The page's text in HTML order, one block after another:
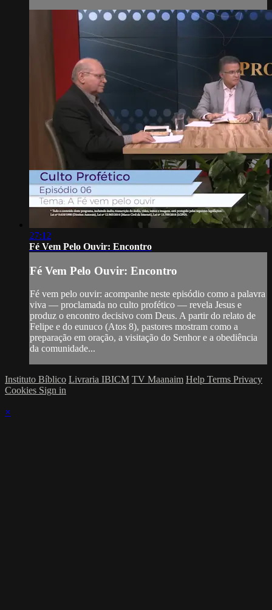
27:12
Fé Vem Pelo Ouvir: Encontro
Fé Vem Pelo Ouvir: Encontro
Fé vem pelo ouvir: acompanhe neste episódio como a palavra
viva — proclamada no culto profético — revela Jesus e
produz o encontro decisivo com Deus. A partir do relato de
Felipe e do eunuco (Atos 8), pastores mostram como a
preparação em oração, a visitação do Senhor e a obediência
da comunidade...
Instituto Bíblico Livraria IBICM TV Maanaim Help Terms Privacy
Cookies Sign in
×